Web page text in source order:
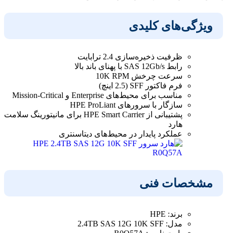
ویژگی‌های کلیدی
ظرفیت ذخیره‌سازی 2.4 ترابایت
رابط SAS 12Gb/s با پهنای باند بالا
سرعت چرخش 10K RPM
فرم فاکتور SFF (2.5 اینچ)
مناسب برای محیط‌های Enterprise و Mission-Critical
سازگار با سرورهای HPE ProLiant
پشتیبانی از HPE Smart Carrier برای مانیتورینگ سلامت
هارد
عملکرد پایدار در محیط‌های دیتاسنتری
مشخصات فنی
برند: HPE
مدل: 2.4TB SAS 12G 10K SFF